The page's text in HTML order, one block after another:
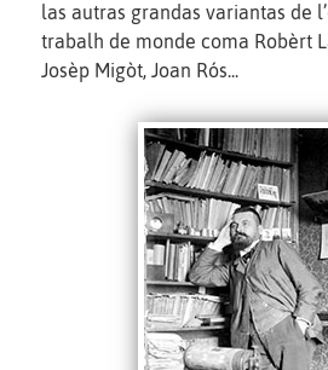
las autras grandas variantas de
trabalh de monde coma Robèrt
Josèp Migòt, Joan Rós...